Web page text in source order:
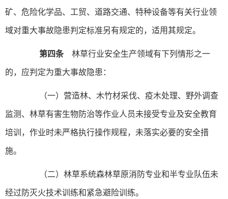
矿、危险化学品、工贸、道路交通、特种设备等有关行业领
域对重大事故隐患判定标准另有规定的，适用其规定。
第四条林草行业安全生产领域有下列情形之一
的，应判定为重大事故隐患：
（一）营造林、木竹材采伐、疫木处理、野外调查
监测、林草有害生物防治等作业人员未接受专业及安全教育
培训，作业时未严格执行操作规程，未落实必要的安全措
施。
（二）林草系统森林草原消防专业和半专业队伍未
经过防灭火技术训练和紧急避险训练。